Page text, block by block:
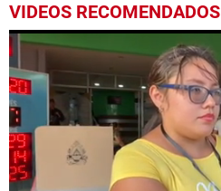
VIDEOS RECOMENDADOS